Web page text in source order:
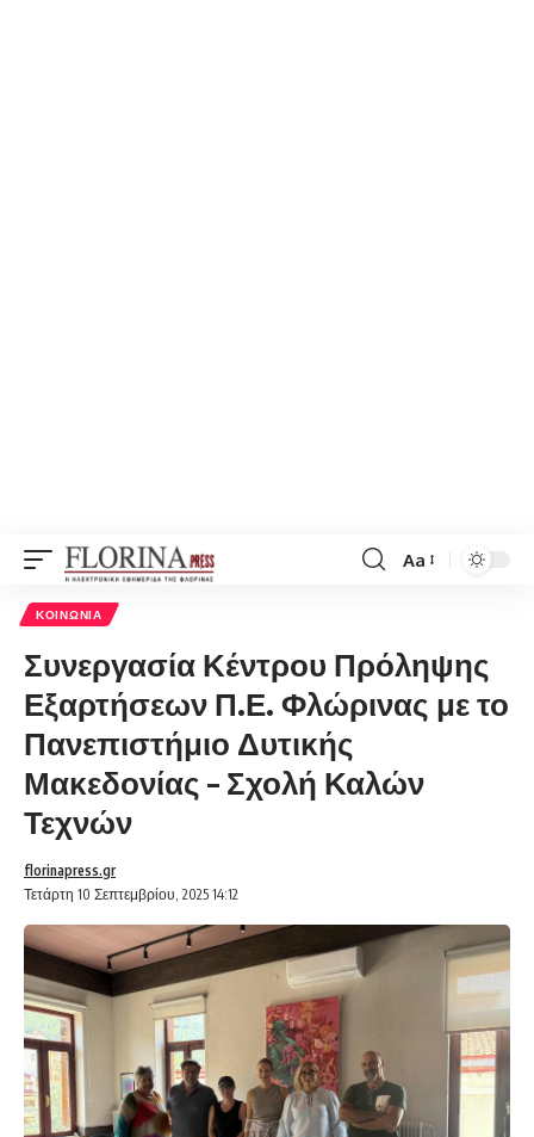
Font
Aa
ΚΟΙΝΩΝΊΑ
Συνεργασία Κέντρου Πρόληψης
Εξαρτήσεων Π.Ε. Φλώρινας με το
Πανεπιστήμιο Δυτικής
Μακεδονίας – Σχολή Καλών
Τεχνών
Τετάρτη 10 Σεπτεμβρίου, 2025 14:12
florinapress.gr